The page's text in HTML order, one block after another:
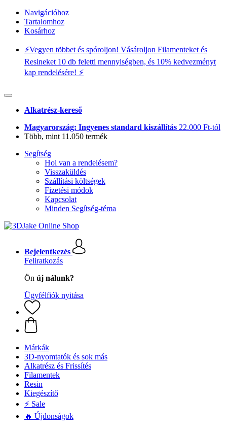
Navigációhoz
Tartalomhoz
Kosárhoz
⚡️Vegyen többet és spóroljon! Vásároljon Filamenteket és
Resineket 10 db feletti mennyiségben, és 10% kedvezményt
kap rendelésére! ⚡️
Alkatrész-kereső
Magyarország: Ingyenes standard kiszállítás 22.000 Ft-tól
Több, mint 11.050 termék
Segítség
Hol van a rendelésem?
Visszaküldés
Szállítási költségek
Fizetési módok
Kapcsolat
Minden Segítség-téma
Bejelentkezés
Feliratkozás
Ön új nálunk?
Ügyfélfiók nyitása
Márkák
3D-nyomtatók és sok más
Alkatrész és Frissítés
Filamentek
Resin
Kiegészítő
⚡ Sale
🔥 Újdonságok